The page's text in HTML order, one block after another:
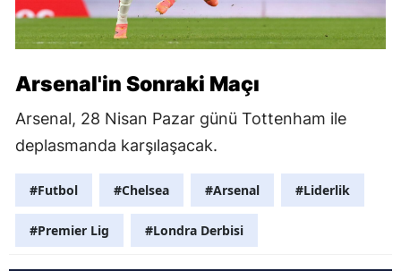
Arsenal'in Sonraki Maçı
Arsenal, 28 Nisan Pazar günü Tottenham ile
deplasmanda karşılaşacak.
#Futbol #Chelsea #Arsenal #Liderlik
#Premier Lig #Londra Derbisi